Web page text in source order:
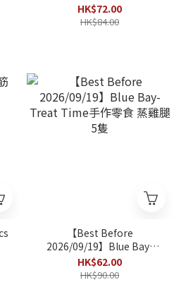
HK$72.00
HK$84.00
【Best Before
2026/09/19】Blue Bay-
Treat Time手作零食 蒸雞腿
5隻
HK$62.00
HK$90.00